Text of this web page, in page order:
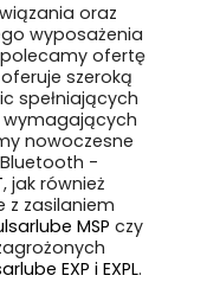
oraz
wyposażenia
ofertę
szeroką
spełniających
wymagających
nowoczesne
-
, jak również
z zasilaniem
MSP czy
EXP i EXPL.